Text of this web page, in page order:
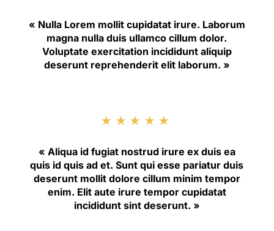
« Nulla Lorem mollit cupidatat irure. Laborum
magna nulla duis ullamco cillum dolor.
Voluptate exercitation incididunt aliquip
deserunt reprehenderit elit laborum. »
★★★★★
« Aliqua id fugiat nostrud irure ex duis ea
quis id quis ad et. Sunt qui esse pariatur duis
deserunt mollit dolore cillum minim tempor
enim. Elit aute irure tempor cupidatat
incididunt sint deserunt. »